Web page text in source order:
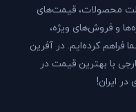
محصولات، قیمت‌های
و فروش‌های ویژه،
فراهم کرده‌ایم. در آفرین
با بهترین قیمت در
ایران!